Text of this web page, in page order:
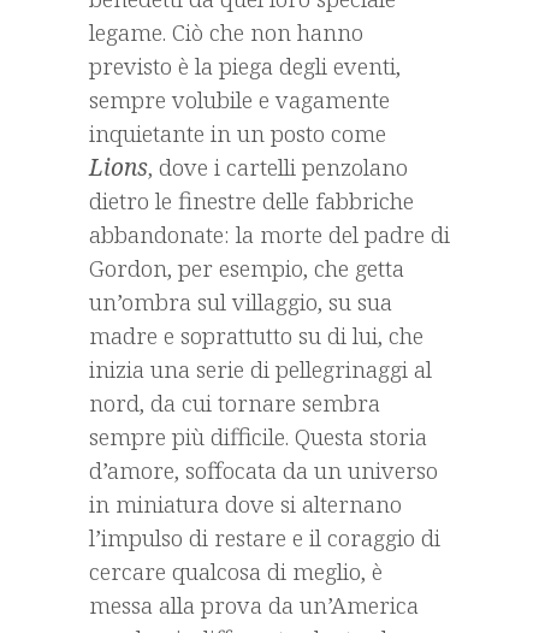
legame. Ciò che non hanno
previsto è la piega degli eventi,
sempre volubile e vagamente
inquietante in un posto come
Lions, dove i cartelli penzolano
dietro le finestre delle fabbriche
abbandonate: la morte del padre di
Gordon, per esempio, che getta
un’ombra sul villaggio, su sua
madre e soprattutto su di lui, che
inizia una serie di pellegrinaggi al
nord, da cui tornare sembra
sempre più difficile. Questa storia
d’amore, soffocata da un universo
in miniatura dove si alternano
l’impulso di restare e il coraggio di
cercare qualcosa di meglio, è
messa alla prova da un’America